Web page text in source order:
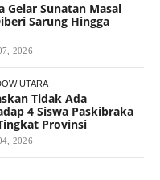
Gelar Sunatan Masal
Sarung Hingga
2026
UTARA
Tidak Ada
4 Siswa Paskibraka
Provinsi
2026